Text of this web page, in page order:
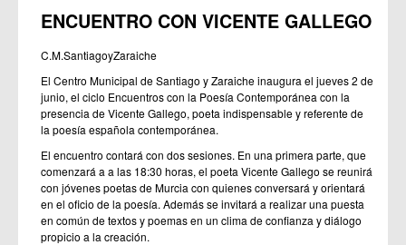
ENCUENTRO CON VICENTE GALLEGO
C.M.SantiagoyZaraiche
El Centro Municipal de Santiago y Zaraiche inaugura el jueves 2 de
junio, el ciclo Encuentros con la Poesía Contemporánea con la
presencia de Vicente Gallego, poeta indispensable y referente de
la poesía española contemporánea.
El encuentro contará con dos sesiones. En una primera parte, que
comenzará a a las 18:30 horas, el poeta Vicente Gallego se reunirá
con jóvenes poetas de Murcia con quienes conversará y orientará
en el oficio de la poesía. Además se invitará a realizar una puesta
en común de textos y poemas en un clima de confianza y diálogo
propicio a la creación.